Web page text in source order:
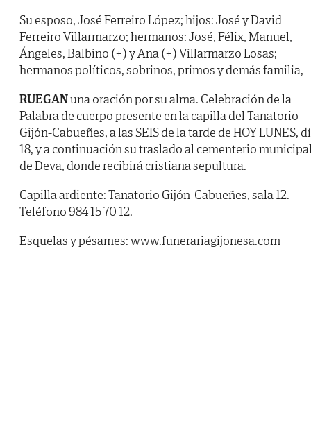
Su esposo, José Ferreiro López; hijos: José y David
Ferreiro Villarmarzo; hermanos: José, Félix, Manuel,
Ángeles, Balbino (+) y Ana (+) Villarmarzo Losas;
hermanos políticos, sobrinos, primos y demás familia,
RUEGANuna oración por su alma. Celebración de la
Palabra de cuerpo presente en la capilla del Tanatorio
Gijón-Cabueñes, a las SEIS de la tarde de HOY LUNES,
18, y a continuación su traslado al cementerio
de Deva, donde recibirá cristiana sepultura.
Capilla ardiente: Tanatorio Gijón-Cabueñes, sala 12.
Teléfono 984 15 70 12.
Esquelas y pésames: www.funerariagijonesa.com